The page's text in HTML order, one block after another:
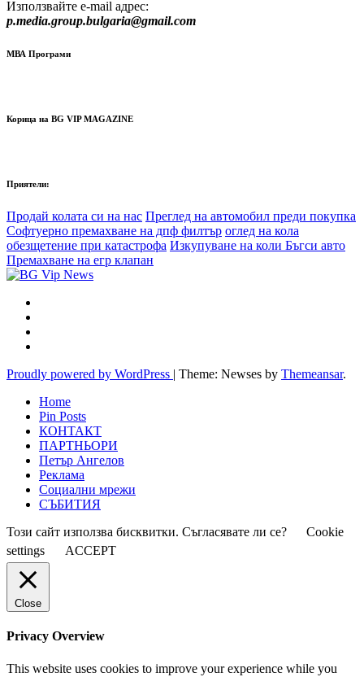
Използвайте e-mail адрес:
p.media.group.bulgaria@gmail.com
МВА Програми
Корица на BG VIP MAGAZINE
Приятели:
Продай колата си на нас Преглед на автомобил преди покупка
Софтуерно премахване на дпф филтър оглед на кола
обезщетение при катастрофа Изкупуване на коли Бъгси авто
Премахване на егр клапан
Proudly powered by WordPress | Theme: Newses by Themeansar.
Home
Pin Posts
КОНТАКТ
ПАРТНЬОРИ
Петър Ангелов
Реклама
Социални мрежи
СЪБИТИЯ
Този сайт използва бисквитки. Съгласявате ли се?
Cookie
settings
ACCEPT
Close
Privacy Overview
This website uses cookies to improve your experience while you